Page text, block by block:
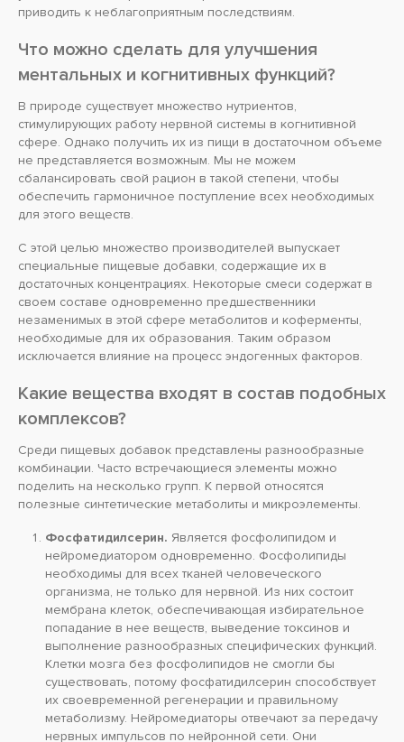
приводить к неблагоприятным последствиям.
Что можно сделать для улучшения
ментальных и когнитивных функций?
В природе существует множество нутриентов,
стимулирующих работу нервной системы в когнитивной
сфере. Однако получить их из пищи в достаточном объеме
не представляется возможным. Мы не можем
сбалансировать свой рацион в такой степени, чтобы
обеспечить гармоничное поступление всех необходимых
для этого веществ.
С этой целью множество производителей выпускает
специальные пищевые добавки, содержащие их в
достаточных концентрациях. Некоторые смеси содержат в
своем составе одновременно предшественники
незаменимых в этой сфере метаболитов и коферменты,
необходимые для их образования. Таким образом
исключается влияние на процесс эндогенных факторов.
Какие вещества входят в состав подобных
комплексов?
Среди пищевых добавок представлены разнообразные
комбинации. Часто встречающиеся элементы можно
поделить на несколько групп. К первой относятся
полезные синтетические метаболиты и микроэлементы.
Фосфатидилсерин. Является фосфолипидом и
нейромедиатором одновременно. Фосфолипиды
необходимы для всех тканей человеческого
организма, не только для нервной. Из них состоит
мембрана клеток, обеспечивающая избирательное
попадание в нее веществ, выведение токсинов и
выполнение разнообразных специфических функций.
Клетки мозга без фосфолипидов не смогли бы
существовать, потому фосфатидилсерин способствует
их своевременной регенерации и правильному
метаболизму. Нейромедиаторы отвечают за передачу
нервных импульсов по нейронной сети. Они